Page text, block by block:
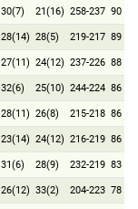
30(7) 21(16) 258-237 90
28(14) 28(5) 219-217 89
27(11) 24(12) 237-226 88
32(6) 25(10) 244-224 86
28(11) 26(8) 215-218 86
23(14) 24(12) 216-219 86
31(6) 28(9) 232-219 83
26(12) 33(2) 204-223 78